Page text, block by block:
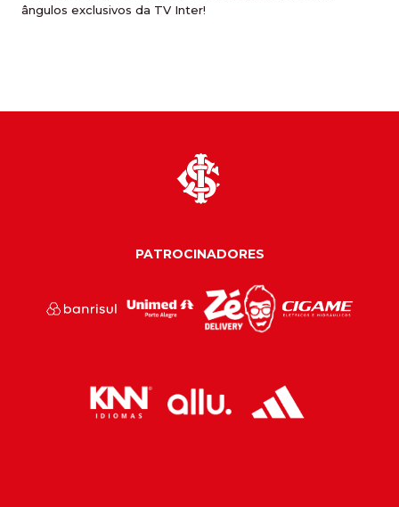
ângulos exclusivos da TV Inter!
PATROCINADORES